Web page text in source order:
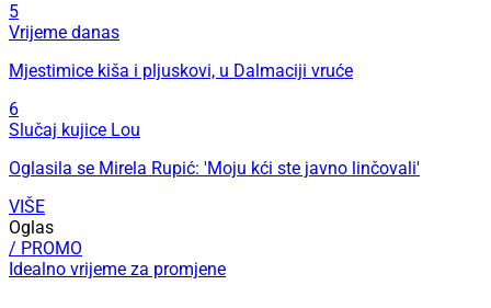
5
Vrijeme danas
Mjestimice kiša i pljuskovi, u Dalmaciji vruće
6
Slučaj kujice Lou
Oglasila se Mirela Rupić: 'Moju kći ste javno linčovali'
VIŠE
Oglas
/ PROMO
Idealno vrijeme za promjene